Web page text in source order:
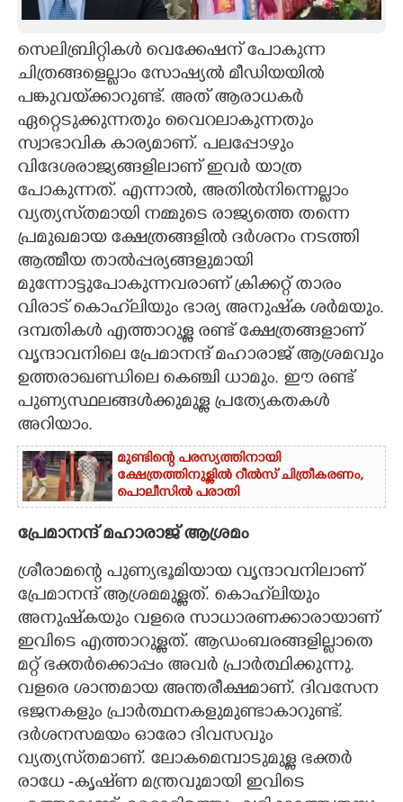
LITERATURE
ZOOM
CONTACT US
സെലിബ്രിറ്റികൾ വെക്കേഷന് പോകുന്ന
ചിത്രങ്ങളെല്ലാം സോഷ്യൽ മീഡിയയിൽ
പങ്കുവയ്‌ക്കാറുണ്ട്. അത് ആരാധകർ
ഏറ്റെടുക്കുന്നതും വൈറലാകുന്നതും
സ്വാഭാവിക കാര്യമാണ്. പലപ്പോഴും
വിദേശരാജ്യങ്ങളിലാണ് ഇവർ യാത്ര
പോകുന്നത്. എന്നാൽ, അതിൽനിന്നെല്ലാം
വ്യത്യസ്‌തമായി നമ്മുടെ രാജ്യത്തെ തന്നെ
പ്രമുഖമായ ക്ഷേത്രങ്ങളിൽ ദർശനം നടത്തി
ആത്മീയ താൽപ്പര്യങ്ങളുമായി
മുന്നോട്ടുപോകുന്നവരാണ് ക്രിക്കറ്റ് താരം
വിരാട് കൊഹ്‌ലിയും ഭാര്യ അനുഷ്‌ക ശർമയും.
ദമ്പതികൾ എത്താറുള്ള രണ്ട് ക്ഷേത്രങ്ങളാണ്
വൃന്ദാവനിലെ പ്രേമാനന്ദ് മഹാരാജ് ആശ്രമവും
ഉത്തരാഖണ്ഡിലെ കെഞ്ചി ധാമും. ഈ രണ്ട്
പുണ്യസ്ഥലങ്ങൾക്കുമുള്ള പ്രത്യേകതകൾ
അറിയാം.
മുണ്ടിന്റെ പരസ്യത്തിനായി
ക്ഷേത്രത്തിനുള്ളിൽ റീൽസ് ചിത്രീകരണം,
പൊലീസിൽ പരാതി
പ്രേമാനന്ദ് മഹാരാജ് ആശ്രമം
ശ്രീരാമന്റെ പുണ്യഭൂമിയായ വൃന്ദാവനിലാണ്
പ്രേമാനന്ദ് ആശ്രമമുള്ളത്. കൊഹ്‌ലിയും
അനുഷ്‌കയും വളരെ സാധാരണക്കാരായാണ്
ഇവിടെ എത്താറുള്ളത്. ആഡംബരങ്ങളില്ലാതെ
മറ്റ് ഭക്തർക്കൊപ്പം അവർ പ്രാർത്ഥിക്കുന്നു.
വളരെ ശാന്തമായ അന്തരീക്ഷമാണ്. ദിവസേന
ഭജനകളും പ്രാർത്ഥനകളുമുണ്ടാകാറുണ്ട്.
ദർശനസമയം ഓരോ ദിവസവും
വ്യത്യസ്‌തമാണ്. ലോകമെമ്പാടുമുള്ള ഭക്തർ
രാധേ -കൃഷ്‌ണ മന്ത്രവുമായി ഇവിടെ